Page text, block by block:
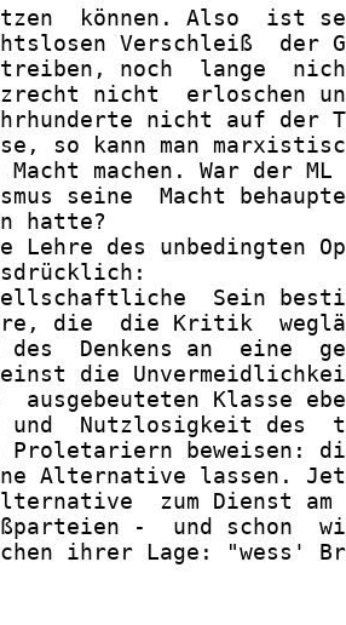
können. Also  ist
Verschleiß  der
noch  lange
nicht  erloschen
nicht auf der
so kann man
Macht machen. War der
seine  Macht
hatte?
Lehre des unbedingten
Sein
die  die Kritik
des  Denkens an  eine
die
ausgebeuteten Klasse
und  Nutzlosigkeit des
Proletariern beweisen:
Alternative lassen.
zum Dienst
-  und schon
ihrer Lage: "wess'